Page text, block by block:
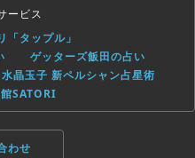
ービス
「タップル」
ゲッターズ飯田の占い
水晶玉子 新ペルシャン占星術
SATORI
わせ